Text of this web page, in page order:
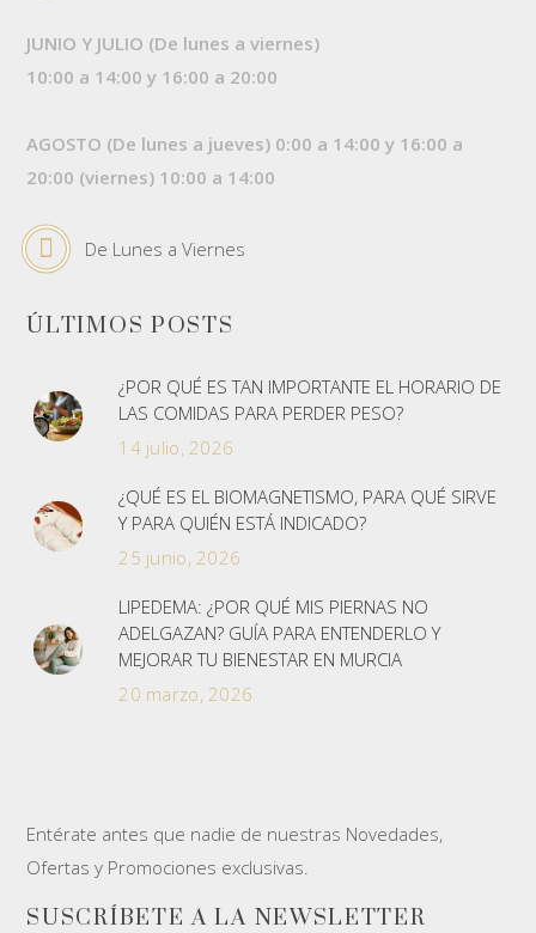
JUNIO Y JULIO (De lunes a viernes)
10:00 a 14:00 y 16:00 a 20:00
AGOSTO (De lunes a jueves) 0:00 a 14:00 y 16:00 a
20:00 (viernes) 10:00 a 14:00
De Lunes a Viernes
ÚLTIMOS POSTS
¿POR QUÉ ES TAN IMPORTANTE EL HORARIO DE
LAS COMIDAS PARA PERDER PESO?
14 julio, 2026
¿QUÉ ES EL BIOMAGNETISMO, PARA QUÉ SIRVE
Y PARA QUIÉN ESTÁ INDICADO?
25 junio, 2026
LIPEDEMA: ¿POR QUÉ MIS PIERNAS NO
ADELGAZAN? GUÍA PARA ENTENDERLO Y
MEJORAR TU BIENESTAR EN MURCIA
20 marzo, 2026
Entérate antes que nadie de nuestras Novedades,
Ofertas y Promociones exclusivas.
SUSCRÍBETE A LA NEWSLETTER